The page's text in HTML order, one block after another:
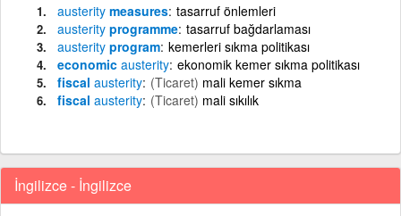
austerity measures tasarruf önlemleri
austerity programme tasarruf bağdarlaması
austerity program kemerleri sıkma politikası
economic austerity ekonomik kemer sıkma politikası
fiscal austerity (Ticaret) mali kemer sıkma
fiscal austerity (Ticaret) mali sıkılık
İngilizce - İngilizce